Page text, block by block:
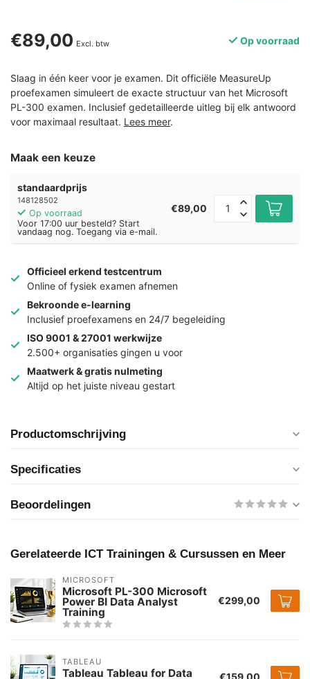
€89,00 Excl. btw Op voorraad
Slaag in één keer voor je examen. Dit officiële MeasureUp
proefexamen simuleert de exacte structuur van het Microsoft
PL-300 examen. Inclusief gedetailleerde uitleg bij elk antwoord
voor maximaal resultaat. Lees meer.
Maak een keuze
standaardprijs
148128502
Op voorraad
Voor 17:00 uur besteld? Start
vandaag nog. Toegang via e-mail.
€89,00
Officieel erkend testcentrum
Online of fysiek examen afnemen
Bekroonde e-learning
Inclusief proefexamens en 24/7 begeleiding
ISO 9001 & 27001 werkwijze
2.500+ organisaties gingen u voor
Maatwerk & gratis nulmeting
Altijd op het juiste niveau gestart
Productomschrijving
Specificaties
Beoordelingen
Gerelateerde ICT Trainingen & Cursussen en Meer
MICROSOFT
Microsoft PL-300 Microsoft
Power BI Data Analyst
Training
€299,00
TABLEAU
Tableau Tableau for Data